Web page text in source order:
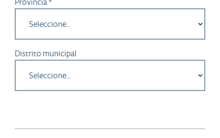
Provincia *
Distrito municipal